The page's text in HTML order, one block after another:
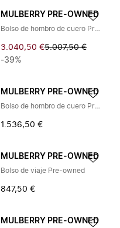
MULBERRY PRE-OWNED
Bolso de hombro de cuero Pre-owned
3.040,50 €5.007,50 €
-39%
MULBERRY PRE-OWNED
Bolso de hombro de cuero Pre-owned
1.536,50 €
MULBERRY PRE-OWNED
Bolso de viaje Pre-owned
847,50 €
MULBERRY PRE-OWNED